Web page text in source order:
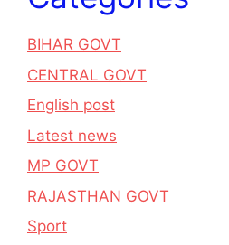
BIHAR GOVT
CENTRAL GOVT
English post
Latest news
MP GOVT
RAJASTHAN GOVT
Sport